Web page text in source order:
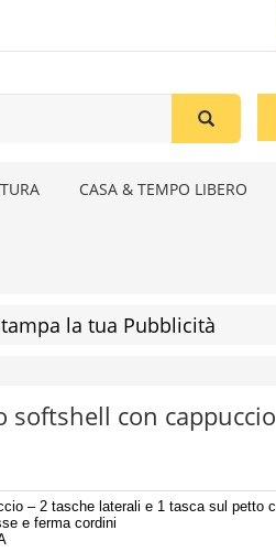
CASA & TEMPO LIBERO
la tua Pubblicità
softshell con cappuccio
– 2 tasche laterali e 1 tasca sul petto
e ferma cordini